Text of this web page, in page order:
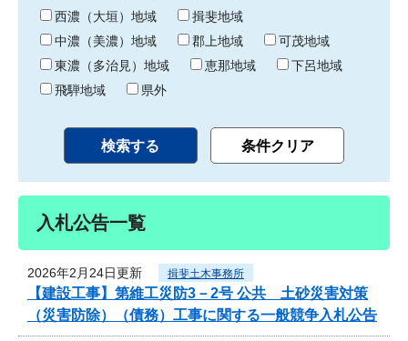
り 西濃（大垣）地域
揖斐地域
中濃（美濃）地域
郡上地域
可茂地域
東濃（多治見）地域
恵那地域
下呂地域
飛騨地域
県外
入札公告一覧
2026年2月24日更新 揖斐土木事務所
【建設工事】第維工災防3－2号 公共 土砂災害対策
（災害防除）（債務）工事に関する一般競争入札公告